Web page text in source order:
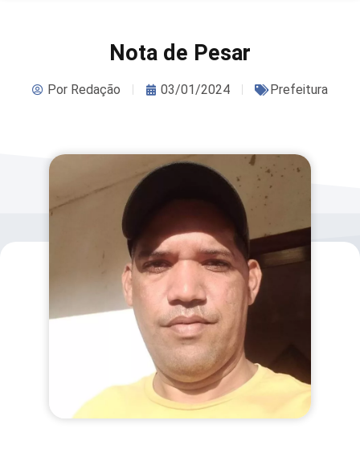
Nota de Pesar
Por Redação 03/01/2024 Prefeitura